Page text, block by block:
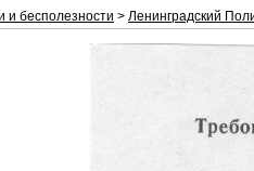
и бесполезности > Ленинградский